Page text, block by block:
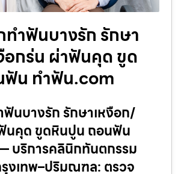
ำฟันบางรัก รักษา
อกร่น ผ่าฟันคุด ขูด
น ทำฟัน.com
นบางรัก รักษาเหงือก/
นคุด ขูดหินปูน ถอนฟัน
บริการคลินิกทันตกรรม
งเทพ–ปริมณฑล: ตรวจ